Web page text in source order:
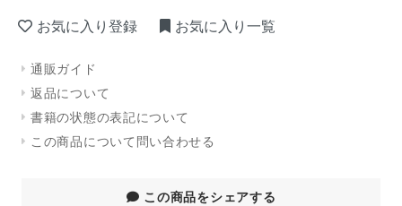
お気に入り登録 お気に入り一覧
通販ガイド
返品について
書籍の状態の表記について
この商品について問い合わせる
この商品をシェアする